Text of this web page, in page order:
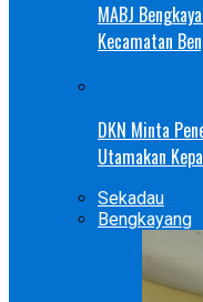
MABJ
Kecamatan
DKN Minta
Utamakan
Sekadau
Bengkayang